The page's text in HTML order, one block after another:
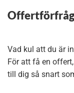
Vad kul att du är
För att få en
till dig så snart